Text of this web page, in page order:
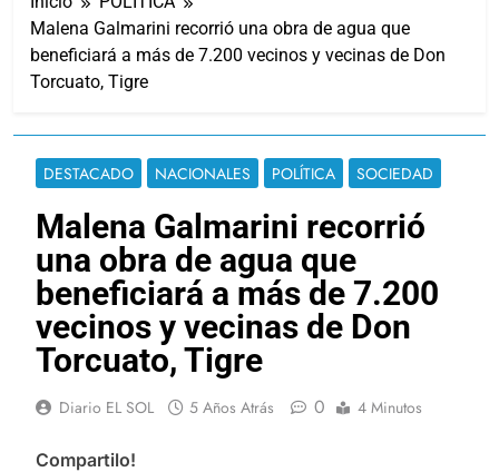
Malena Galmarini recorrió una obra de agua que
beneficiará a más de 7.200 vecinos y vecinas de Don
Torcuato, Tigre
DESTACADO NACIONALES POLÍTICA SOCIEDAD
Malena Galmarini recorrió
una obra de agua que
beneficiará a más de 7.200
vecinos y vecinas de Don
Torcuato, Tigre
Diario EL SOL 5 Años Atrás 0 4 Minutos
Compartilo!